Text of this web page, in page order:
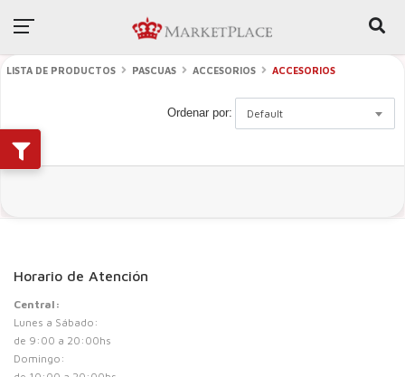
LISTA DE PRODUCTOS PASCUAS ACCESORIOS ACCESORIOS
Ordenar por: Default
Horario de Atención
Central:
Lunes a Sábado:
de 9:00 a 20:00hs
Domingo: